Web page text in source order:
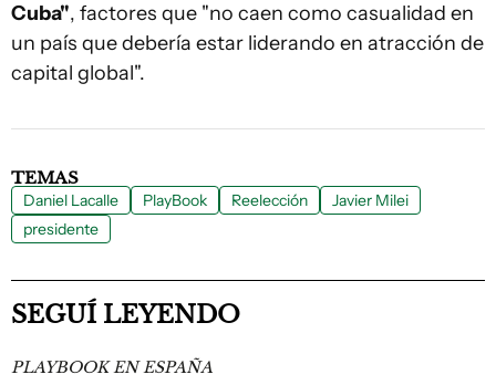
Cuba", factores que "no caen como casualidad en
un país que debería estar liderando en atracción de
capital global".
TEMAS
Daniel Lacalle PlayBook Reelección
Javier Milei
presidente
SEGUÍ LEYENDO
PLAYBOOK EN ESPAÑA